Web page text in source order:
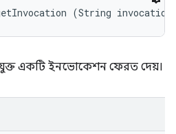
(String
একটি ইনভোকেশন ফেরত দেয়।